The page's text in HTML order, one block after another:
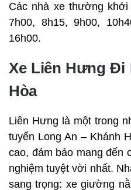
Các nhà xe thường
7h00, 8h15, 9h00,
16h00.
Xe Liên Hưng Đi
Hòa
Liên Hưng là một trong
tuyến Long An – Khánh
cao, đảm bảo mang đến
nghiệm tuyệt vời nhất.
sang trọng: xe giường